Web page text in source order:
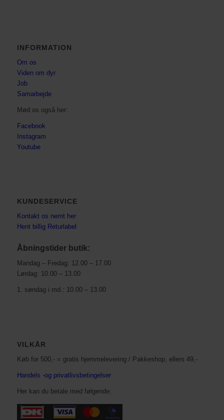
INFORMATION
Om os
Viden om dyr
Job
Samarbejde
Mød os også her:
Facebook
Instagram
Youtube
KUNDESERVICE
Kontakt os nemt her
Hent billig Returlabel
Åbningstider butik:
Mandag – Fredag: 12.00 – 17.00
Lørdag: 10.00 – 13.00
1. søndag i md.: 10.00 – 13.00
VILKÅR
Køb for 500,- = gratis hjemmelevering / Pakkeshop, ellers 49,-
Handels -og privatlivsbetingelser
Her kan du betale med følgende: